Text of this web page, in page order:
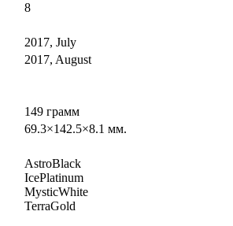
8
2017, July
2017, August
149 грамм
69.3×142.5×8.1 мм.
AstroBlack
IcePlatinum
MysticWhite
TerraGold